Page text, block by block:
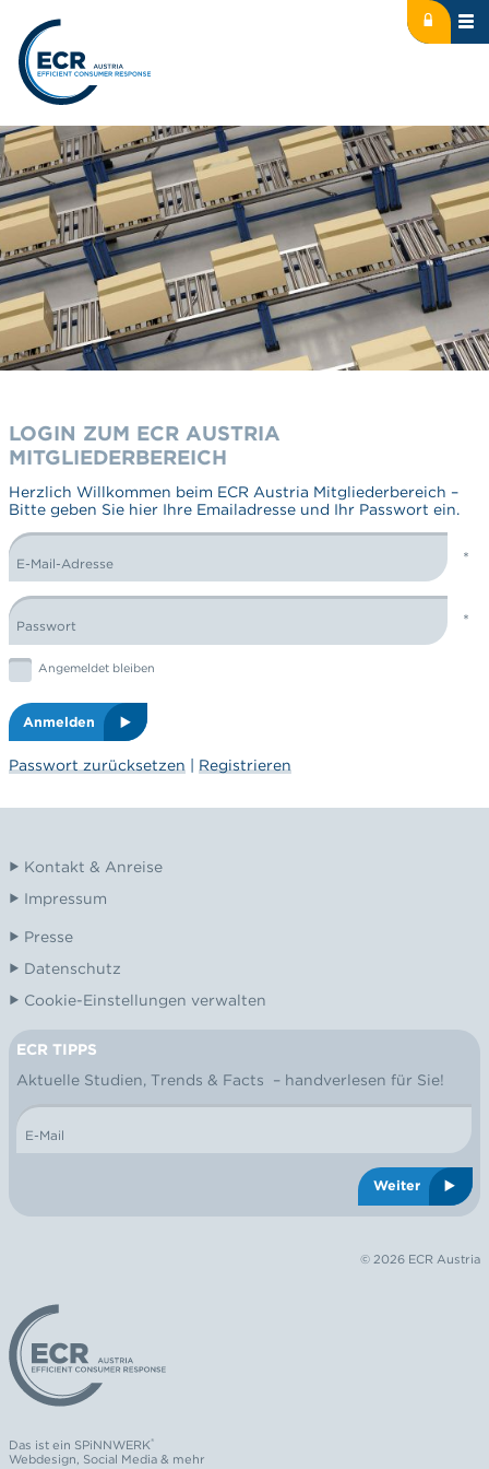
Logo: ECR Austria Icon:
LOGIN ZUM ECR AUSTRIA
MITGLIEDERBEREICH
Herzlich Willkommen beim ECR Austria Mitgliederbereich –
Bitte geben Sie hier Ihre Emailadresse und Ihr Passwort ein.
LOGIN FORM
E-Mail-Adresse
Passwort
Graphic: checkbox
Angemeldet bleiben
Anmelden
Passwort zurücksetzen| Registrieren
Kontakt & Anreise
Impressum
Presse
Datenschutz
Cookie-Einstellungen verwalten
NEWSLETTER
ECR TIPPS
Aktuelle Studien, Trends & Facts – handverlesen für Sie!
E-Mail
Weiter
© 2026 ECR Austria
Logo: ECR Austria
Das ist ein SPiNNWERK®
Webdesign, Social Media& mehr